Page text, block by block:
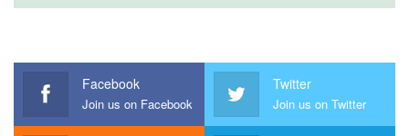
Facebook
Join us on Facebook
Twitter
Join us on Twitter